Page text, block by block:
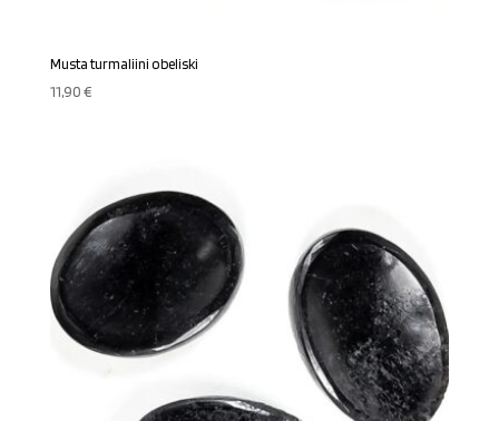
Musta turmaliini obeliski
11,90€